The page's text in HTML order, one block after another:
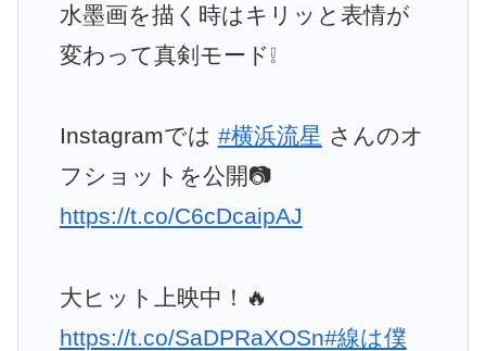
水墨画を描く時はキリッと表情が
変わって真剣モード❕
Instagramでは #横浜流星 さんのオ
フショットを公開📷
https://t.co/C6cDcaipAJ
大ヒット上映中！🔥
https://t.co/SaDPRaXOSn#線は僕